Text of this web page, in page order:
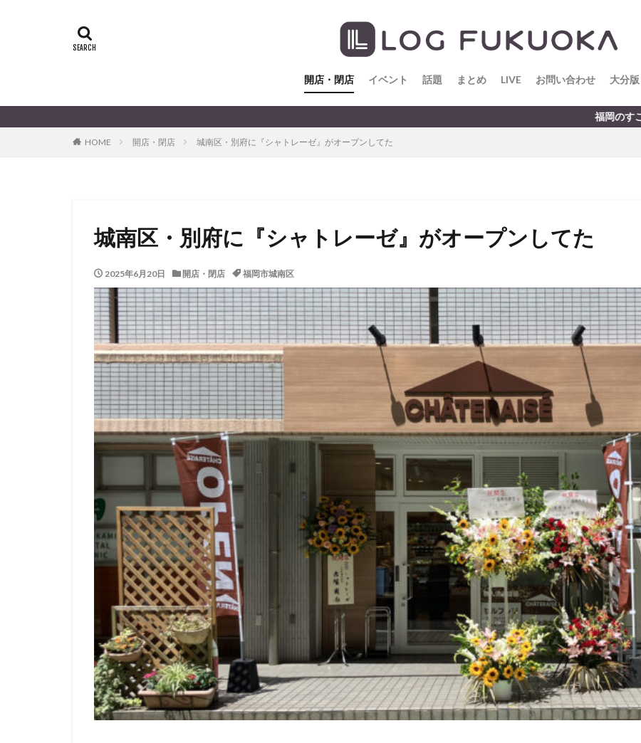
開店・閉店 イベント 話題 まとめ LIVE お問い合わせ 大分版
福岡のすこ〜し気になる話題をお届けします
HOME 開店・閉店 城南区・別府に『シャトレーゼ』がオープンしてた
城南区・別府に『シャトレーゼ』がオープンしてた
2025年6月20日 開店・閉店 福岡市城南区